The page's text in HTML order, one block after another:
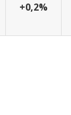
+0,2%